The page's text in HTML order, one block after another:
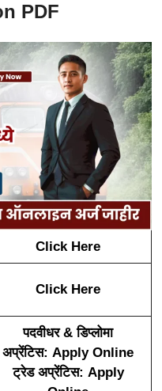
PDF
Click Here
Click Here
पदवीधर & डिप्लोमा
अप्रेंटिस: Apply Online
ट्रेड अप्रेंटिस: Apply